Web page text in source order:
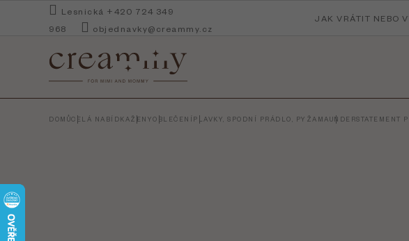
Lesnická +420 724 349
968
objednavky@creammy.cz
JAK VRÁTIT NEBO
DOMŮCELÁ NABÍDKAŽENYOBLEČENÍ PLAVKY, SPODNÍ PRÁDLO, PYŽAMAUNDERSTATEMENT